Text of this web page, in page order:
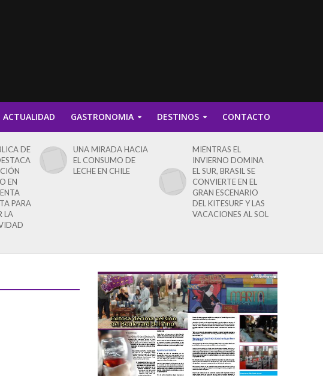
ACTUALIDAD GASTRONOMIA DESTINOS CONTACTO
DE
EN
PARA
LA
UNA MIRADA HACIA
EL CONSUMO DE
LECHE EN CHILE
MIENTRAS EL
INVIERNO DOMINA
EL SUR, BRASIL SE
CONVIERTE EN EL
GRAN ESCENARIO
DEL KITESURF Y LAS
VACACIONES AL SOL